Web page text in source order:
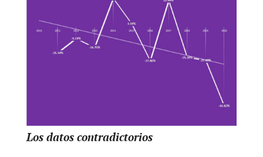
Los datos contradictorios